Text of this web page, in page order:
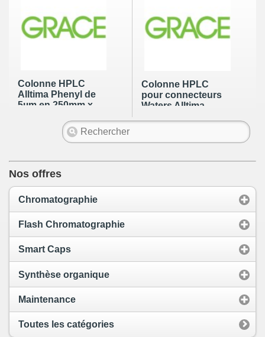
Colonne HPLC
Alltima Phenyl de
5µm en 250mm x
Colonne HPLC
pour connecteurs
Waters Alltima
Nos offres
Chromatographie
Flash Chromatographie
Smart Caps
Synthèse organique
Maintenance
Toutes les catégories